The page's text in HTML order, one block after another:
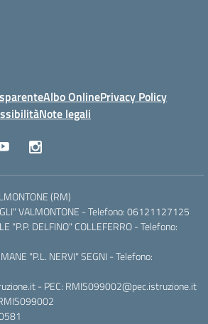
Albo OnlinePrivacy Policy
Note legali
(RM)
VALMONTONE - Telefono: 06121127125
"P.P. DELFINO" COLLEFERRO - Telefono:
"P.L. NERVI" SEGNI - Telefono:
- PEC: RMIS099002@pec.istruzione.it